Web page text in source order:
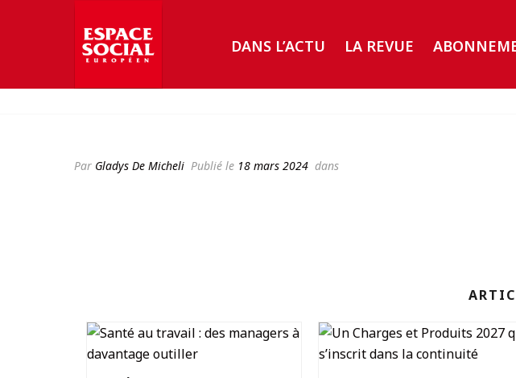
DANS L’ACTU LA REVUE
Par Gladys De Micheli Publié le 18 mars 2024 dans